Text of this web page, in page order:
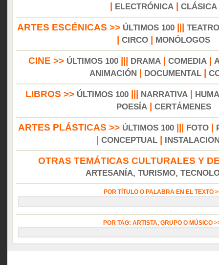
ELECTRÓNICA CLÁSICA
ARTES ESCÉNICAS >> ÚLTIMOS 100||| TEATRO
CIRCO MONÓLOGOS
CINE >> ÚLTIMOS 100 DRAMA COMEDIA
ANIMACIÓN
DOCUMENTAL|
LIBROS >> ÚLTIMOS 100 NARRATIVA
POESÍA| CERTÁMENES
ARTES PLÁSTICAS >> ÚLTIMOS 100 FOTO
CONCEPTUAL
OTRAS TEMÁTICAS CULTURALES Y
ARTESANÍA, TURISMO,
POR TÍTULO O PALABRA EN EL TEXTO
POR TAG: ARTISTA, GRUPO O MÚSICO